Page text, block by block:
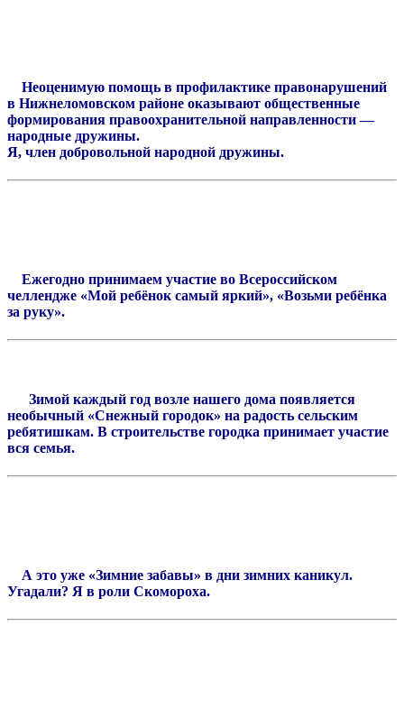
Неоценимую помощь в профилактике правонарушений
в Нижнеломовском районе оказывают общественные
формирования правоохранительной направленности —
народные дружины.
Я, член добровольной народной дружины.
Ежегодно принимаем участие во Всероссийском
челлендже «Мой ребёнок самый яркий», «Возьми ребёнка
за руку».
Зимой каждый год возле нашего дома появляется
необычный «Снежный городок» на радость сельским
ребятишкам. В строительстве городка принимает участие
вся семья.
А это уже «Зимние забавы» в дни зимних каникул.
Угадали? Я в роли Скомороха.